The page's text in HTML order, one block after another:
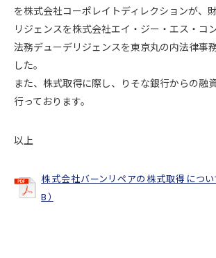
を株式会社コーポレイトディレクションが、
リジェンスを株式会社エイ・ジー・エス・コ
法務デューデリジェンスを東京丸の内法律事
した。
また、株式取得に際し、りそな銀行からの融
行っております。
以上
株式会社バーンリペアの株式取得につい
B）